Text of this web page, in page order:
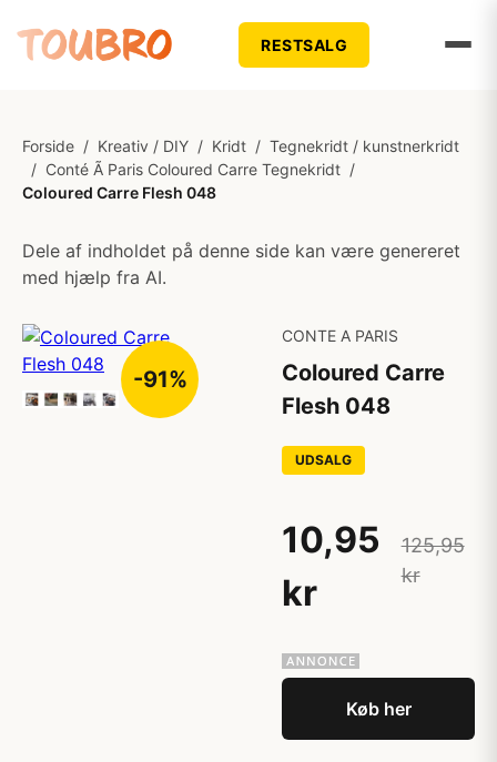
RESTSALG
Forside / Kreativ / DIY / Kridt / Tegnekridt / kunstnerkridt
/ Conté Ã Paris Coloured Carre Tegnekridt /
Coloured Carre Flesh 048
Dele af indholdet på denne side kan være genereret
med hjælp fra AI.
-91%
CONTE A PARIS
Coloured Carre
Flesh 048
UDSALG
10,95
kr
125,95
kr
Køb her